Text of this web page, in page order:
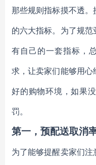
那些规则指标摸不透。
的六大指标。为了规
有自己的一套指标，
求，让卖家们能够用心
好的购物环境，如果
罚。
第一，预配送取消
为了能够提醒卖家们